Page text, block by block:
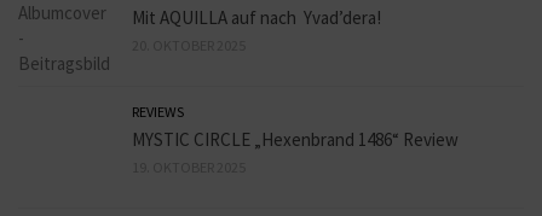
Mit AQUILLA auf nach Yvad’dera!
REVIEWS
MYSTIC CIRCLE „Hexenbrand 1486“ Review